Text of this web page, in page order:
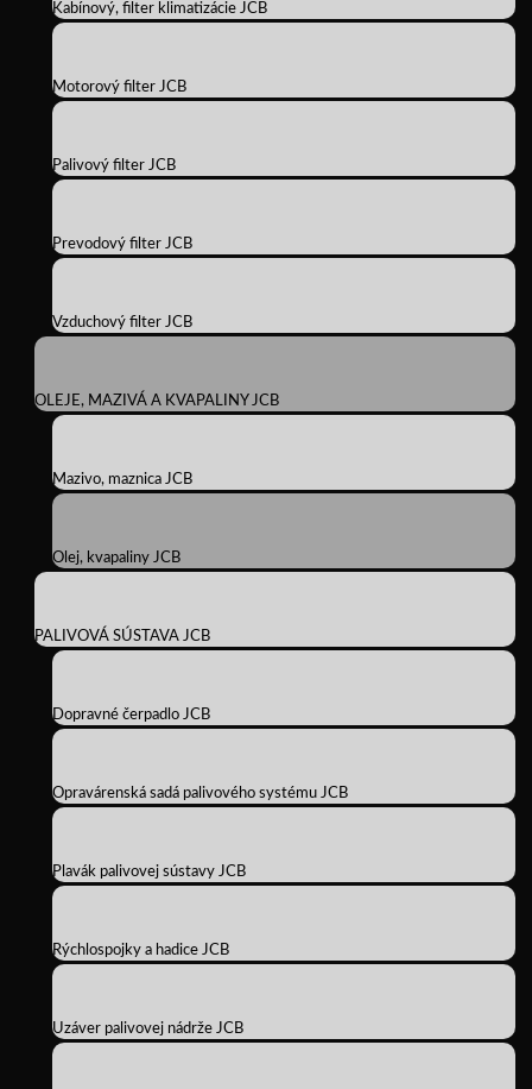
Kabínový, filter klimatizácie JCB
Motorový filter JCB
Palivový filter JCB
Prevodový filter JCB
Vzduchový filter JCB
OLEJE, MAZIVÁ A KVAPALINY JCB
Mazivo, maznica JCB
Olej, kvapaliny JCB
PALIVOVÁ SÚSTAVA JCB
Dopravné čerpadlo JCB
Opravárenská sadá palivového systému JCB
Plavák palivovej sústavy JCB
Rýchlospojky a hadice JCB
Uzáver palivovej nádrže JCB